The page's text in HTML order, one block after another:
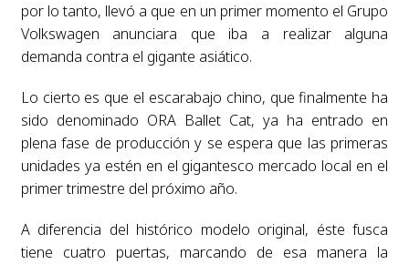
por lo tanto, llevó a que en un primer momento el Grupo
Volkswagen anunciara que iba a realizar alguna
demanda contra el gigante asiático.
Lo cierto es que el escarabajo chino, que finalmente ha
sido denominado ORA Ballet Cat, ya ha entrado en
plena fase de producción y se espera que las primeras
unidades ya estén en el gigantesco mercado local en el
primer trimestre del próximo año.
A diferencia del histórico modelo original, éste fusca
tiene cuatro puertas, marcando de esa manera la